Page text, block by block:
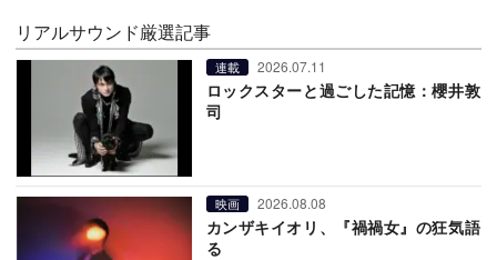
リアルサウンド厳選記事
連載 2026.07.11
ロックスターと過ごした記憶：櫻井敦
司
映画 2026.08.08
カンザキイオリ、『禍禍女』の狂気語
る